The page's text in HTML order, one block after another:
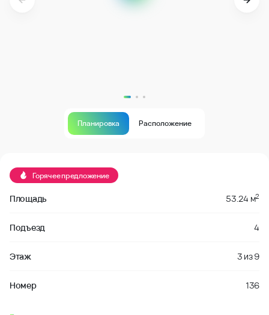
Планировка Расположение
Горячее предложение
Площадь 53.24 м2
Подъезд 4
Этаж 3 из9
Номер 136